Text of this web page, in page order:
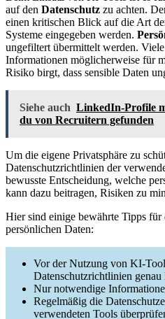
auf den Datenschutz zu achten.
einen kritischen Blick auf die Art
Systeme eingegeben werden.
ungefiltert übermittelt werden.
Informationen möglicherweise für
Risiko birgt, dass sensible Daten
Siehe auch LinkedIn-Profile
du von Recruitern gefunden
Um die eigene Privatsphäre zu
Datenschutzrichtlinien der
bewusste Entscheidung, welche
kann dazu beitragen, Risiken zu
Hier sind einige bewährte Tipps
persönlichen Daten:
Vor der Nutzung von KI-
Datenschutzrichtlinien genau
Nur notwendige
Regelmäßig die
verwendeten Tools